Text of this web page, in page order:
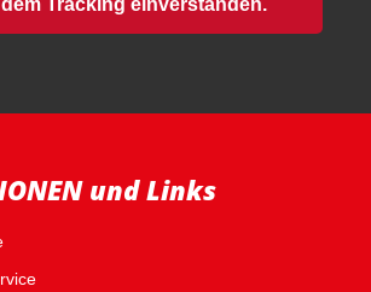
Tracking einverstanden.
und Links